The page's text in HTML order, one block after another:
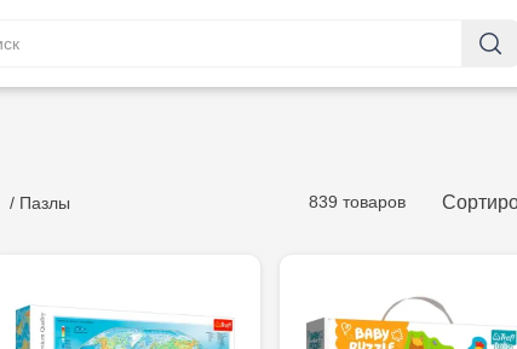
/ Пазлы 839 товаров